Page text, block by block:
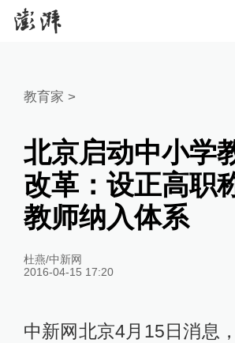
教育家 >
北京启动中小学
改革：设正高职
教师纳入体系
杜燕/中新网
2016-04-15 17:20
中新网北京4月15日消息